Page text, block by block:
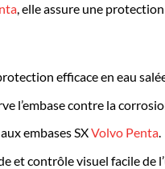
, elle assure une
efficace en eau
l’embase contre la
embases SXVolvo Penta.
et contrôle visuel facile de